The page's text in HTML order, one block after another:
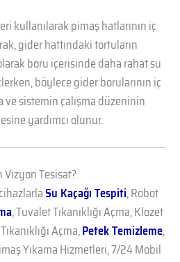
kullanılarak pimaş hatlarının iç
gider hattındaki tortuların
boru içerisinde daha rahat su
böylece gider borularının iç
ve sistemin çalışma düzeninin
yardımcı olunur.
Vizyon Tesisat?
Su Kaçağı Tespiti, Robot
, Tuvalet Tıkanıklığı Açma, Klozet
Açma,Petek Temizleme,
Yıkama Hizmetleri, 7/24 Mobil